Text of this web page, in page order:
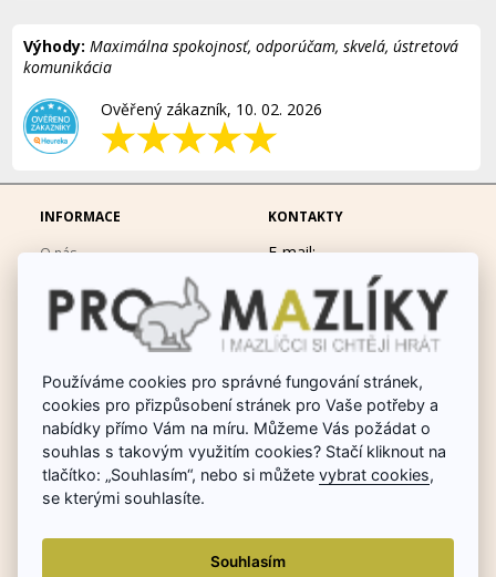
Výhody: Maximálna spokojnosť, odporúčam, skvelá, ústretová
komunikácia
Ověřený zákazník, 10. 02. 2026
INFORMACE
O nás
Doprava a platba
Ochrana osobních údajů
Obchodní podmínky
Fotogalerie
Odstoupit od smlouvy
Poradna chovu králíků
Dárkové poukazy
Reklamace
KONTAKTY
E-mail:
eshop@promazliky.eu
Mobil: 728677864
po-pá 9:00-19:00
Messenger:
hrackynejenprousacky
Používáme cookies pro správné fungování stránek,
cookies pro přizpůsobení stránek pro Vaše potřeby a
nabídky přímo Vám na míru. Můžeme Vás požádat o
souhlas s takovým využitím cookies? Stačí kliknout na
tlačítko: „Souhlasím“, nebo si můžetevybrat cookies,
se kterými souhlasíte.
Souhlasím